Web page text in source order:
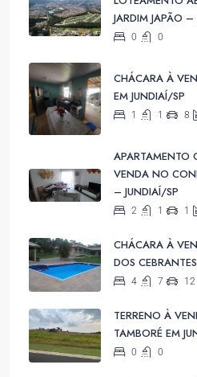
JARDIM JAPÃO
0 0
CHÁCARA À
EM JUNDIAÍ/SP
1 1 8
APARTAMENTO
VENDA NO
– JUNDIAÍ/SP
2 1 1
CHÁCARA À
DOS
4 7 12
TERRENO À
TAMBORÉ EM
0 0